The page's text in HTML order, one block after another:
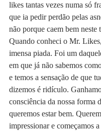
likes tantas vezes numa só
que ia pedir perdão pelas
não porque caem bem neste
Quando conheci o Mr.
imensa piada. Foi um
em que já não sabemos
e temos a sensação de que
dizemos é ridículo.
consciência da nossa forma
queremos estar bem.
impressionar e começamos